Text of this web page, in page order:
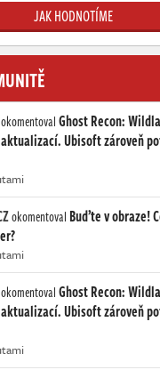
JAK HODNOTÍME
okomentovalGhost Recon:
Ubisoft zároveň
okomentoval Buďte v obraze!
okomentovalGhost Recon:
Ubisoft zároveň